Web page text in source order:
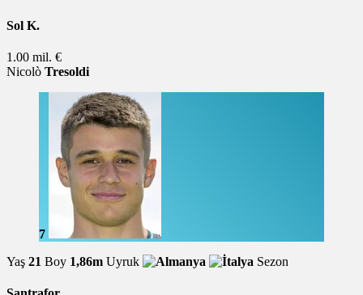
Sol K.
1.00 mil. €
Nicolò Tresoldi
7
Yaş 21 Boy 1,86m Uyruk Sezon